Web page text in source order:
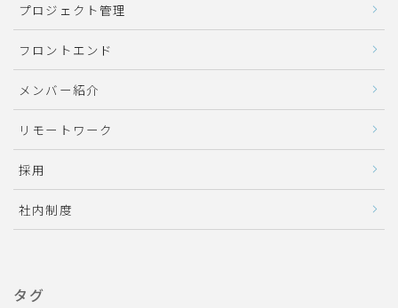
プロジェクト管理
フロントエンド
メンバー紹介
リモートワーク
採用
社内制度
タグ